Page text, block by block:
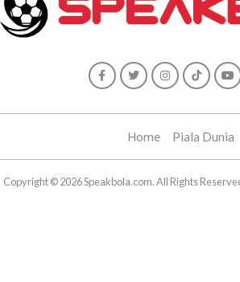
Home Piala Dunia
Copyright © 2026 Speakbola.com. All Rights